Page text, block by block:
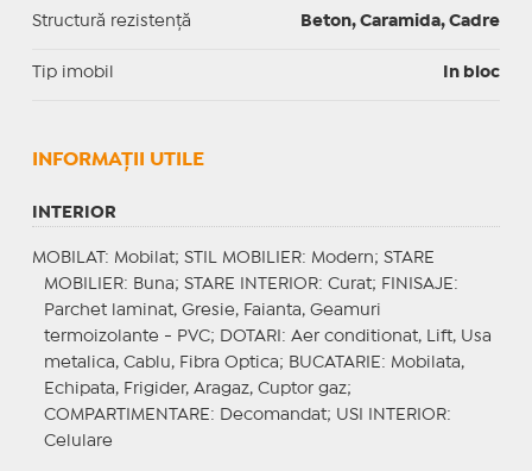
Structură rezistență Beton, Caramida, Cadre
Tip imobil In bloc
INFORMAŢII UTILE
INTERIOR
MOBILAT : Mobilat; STIL MOBILIER: Modern; STARE
MOBILIER: Buna; STARE INTERIOR: Curat; FINISAJE :
Parchet laminat, Gresie, Faianta, Geamuri
termoizolante - PVC;
DOTARI : Aer conditionat, Lift, Usa
metalica, Cablu, Fibra Optica; BUCATARIE : Mobilata,
Echipata, Frigider, Aragaz, Cuptor gaz;
COMPARTIMENTARE : Decomandat; USI INTERIOR:
Celulare